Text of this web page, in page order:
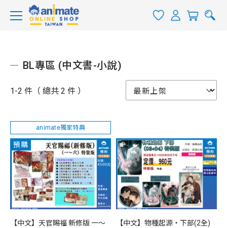
BL專區 (中文書-小說)
1-2 件（ 總共 2 件 ）
animate獨家特典
【中文】天官賜福 新修版 一～
【中文】物種起源‧下部(2全)